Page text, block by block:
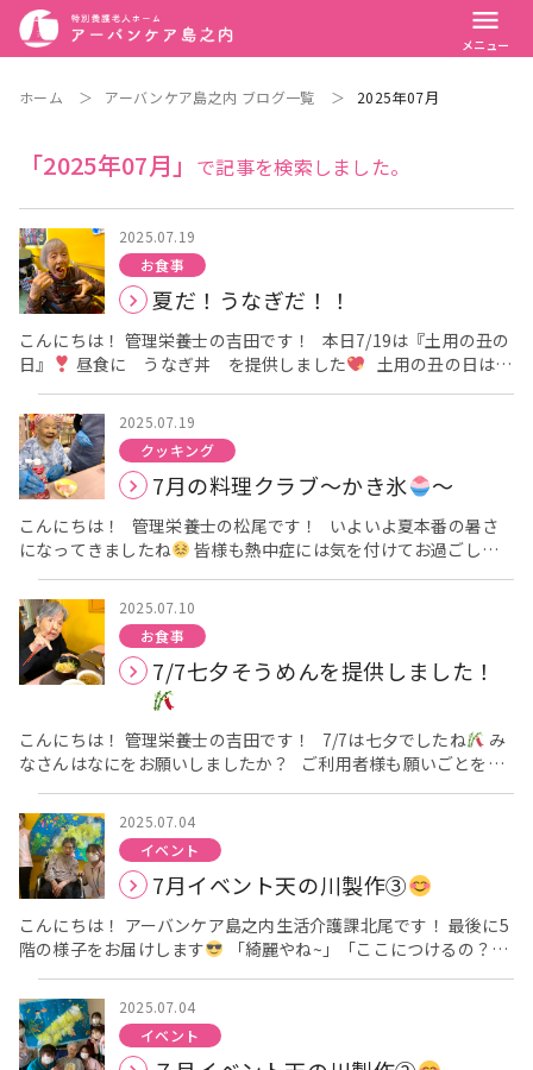
menu
メニュー
ホーム ＞ アーバンケア島之内 ブログ一覧 ＞ 2025年07月
「2025年07月」 で記事を検索しました。
2025.07.19
お食事
夏だ！うなぎだ！！
こんにちは！ 管理栄養士の吉田です！ 本日7/19は『土用の丑の
日』
昼食に うなぎ丼 を提供しました
「う」のつく食べ物を食べると良いという風習があります
み
なさん大喜びしてぺろりと完食されてました
ておとといからずっと楽しみにしててん！』 『毎日本当に美味し
いよ、ありがとう』 とお話たくさんしてくれる方もおられました
嬉しくて涙が出そうに
いつも本当にありがとうございます
今年の夏は今までとは比べ物にならないくらい暑い日が続い
ています！！ 美味しいものを食べてこの暑い夏を乗り切りましょ
う！！！！
2025.07.19
クッキング
7月の料理クラブ～かき氷 ～
こんにちは！ 管理栄養士の松尾です！ いよいよ夏本番の暑さ
になってきましたね
皆様も熱中症には気を付けてお過ごしく
ださい
さて、今月の料理クラブではかき氷をしました！
職員もお手伝いさせていただきながら皆さんには作っていただき
ました！ その様子をお届けします♪ 今回はとろみ氷を使用し
たのでそこまで力を使わずに氷を削ることができました
いちごとメロンから選んでいただきました
いちご味がとて
も人気でした♬ 「おいしいわ～」と喜んでいただく様子を見るこ
とが出来ました！
2025.07.10
お食事
7/7七夕そうめんを提供しました！
こんにちは！ 管理栄養士の吉田です！ 7/7は七夕でしたね
み
なさんはなにをお願いしましたか？ ご利用者様も願いごとを書
いて笹につるしてました
いろんな願い事をされており、叶え
てあげれることは叶えてあげたいです
うめんを提供しました
そうめんもカラフルで普通食の方には
星形の人参ものってきれいです
り撮影できず少しだけになります
申し訳ございません
日は七夕なので七夕そうめんになってます！！』 と話をすると
『今日は七夕か～！』と驚いておられました
美味しい、きれ
いやねとたくさんのお声を頂きました
2025.07.04
イベント
7月イベント天の川製作③
こんにちは！ アーバンケア島之内生活介護課北尾です！ 最後に5
階の様子をお届けします
など様々な声が聞こえてきました
私自身も天の川が完成して
いく過程を見て、とても綺麗だと感じました！ 今回の行事いか
がだったでしょうか?? 今月の行事も担当者が１か月前から準備に
取り掛かってくださいました。 イベント当日も他部署の方たちも
2025.07.04
イベント